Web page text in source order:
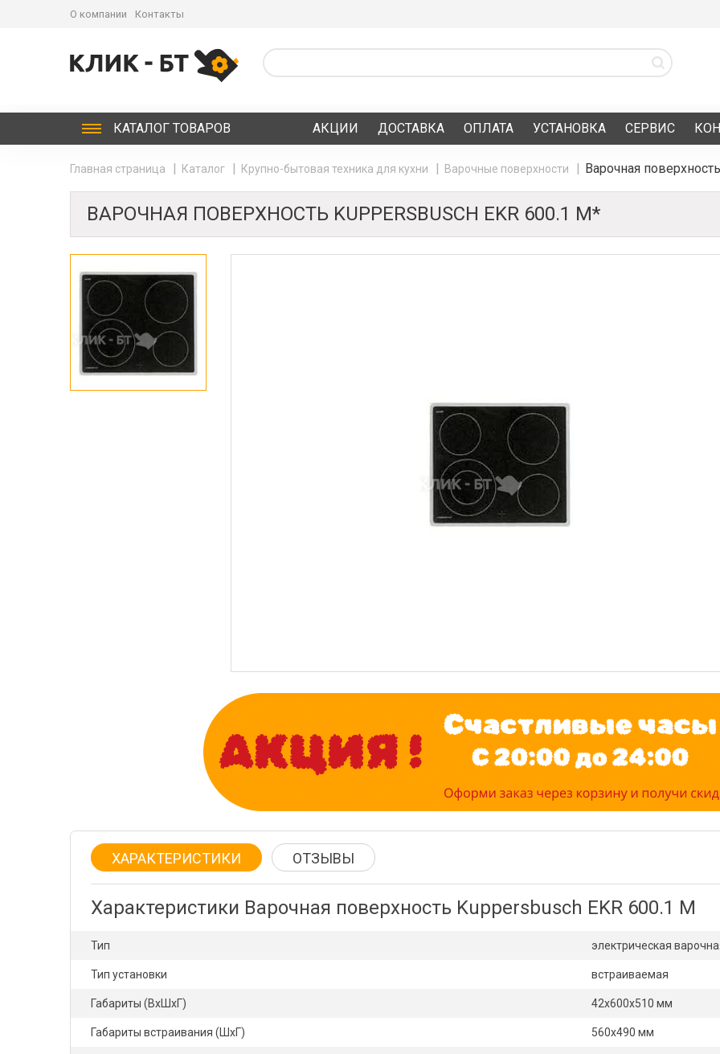
О компании Контакты
КАТАЛОГ ТОВАРОВ АКЦИИ ДОСТАВКА ОПЛАТА УСТАНОВКА СЕРВИС
Главная страница Каталог Крупно-бытовая техника для кухни Варочные поверхности Варочная
ВАРОЧНАЯ ПОВЕРХНОСТЬ KUPPERSBUSCH EKR 600.1 M*
ХАРАКТЕРИСТИКИ ОТЗЫВЫ
Характеристики Варочная поверхность Kuppersbusch EKR 600.1 M
Тип электрическая
Тип установки встраиваемая
Габариты (ВхШхГ) 42х600х510 мм
Габариты встраивания (ШхГ) 560х490 мм